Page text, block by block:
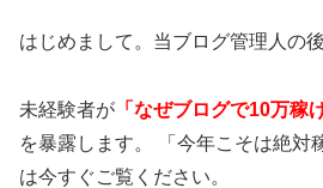
はじめまして。当ブログ管理人の後
未経験者が 「なぜブログで10万稼
を暴露します。 「今年こそは絶対
は今すぐご覧ください。